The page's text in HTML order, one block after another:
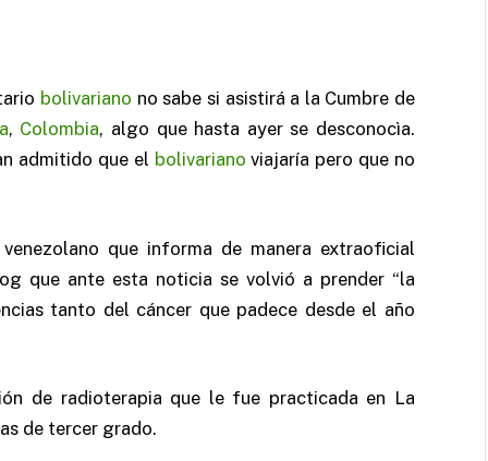
bolivariano no sabe si asistirá a la Cumbre de
, Colombia, algo que hasta ayer se desconocìa.
admitido que el bolivariano viajaría pero que no
que informa de manera extraoficial
que ante esta noticia se volvió a prender “la
tanto del cáncer que padece desde el año
de radioterapia que le fue practicada en La
de tercer grado.